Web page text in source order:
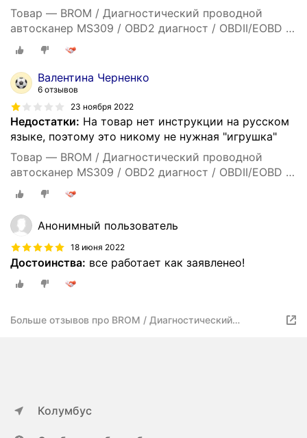
Товар — BROM / Диагностический проводной
автосканер MS309 / OBD2 диагност / OBDII/EOBD /
OBD Car Doctor
Валентина Черненко
6 отзывов
23 ноября 2022
Недостатки: На товар нет инструкции на русском
языке, поэтому это никому не нужная "игрушка"
Товар — BROM / Диагностический проводной
автосканер MS309 / OBD2 диагност / OBDII/EOBD /
OBD Car Doctor
Анонимный пользователь
18 июня 2022
Достоинства: все работает как заявленео!
Больше отзывов про BROM / Диагностический
Колумбус